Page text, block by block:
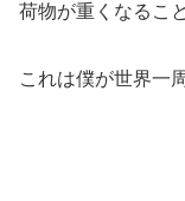
荷物が重くなるこ
これは僕が世界一